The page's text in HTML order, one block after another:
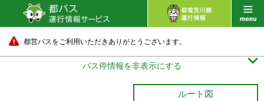
都営バスをご利用いただきありがとうございます。
バス停情報を非表示にする 
ルート図